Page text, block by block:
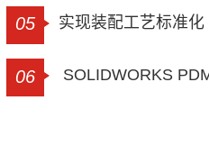
实现装配工艺标准
05
SOLIDWORKS
06